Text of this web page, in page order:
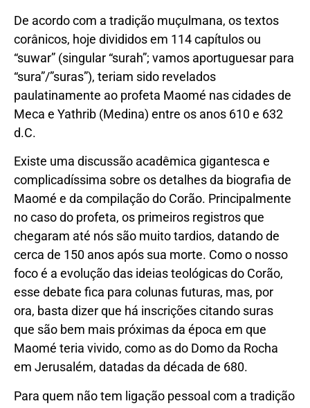
De acordo com a tradição muçulmana, os textos
corânicos, hoje divididos em 114 capítulos ou
“suwar” (singular “surah”; vamos aportuguesar para
“sura”/”suras”), teriam sido revelados
paulatinamente ao profeta Maomé nas cidades de
Meca e Yathrib (Medina) entre os anos 610 e 632
d.C.
Existe uma discussão acadêmica gigantesca e
complicadíssima sobre os detalhes da biografia de
Maomé e da compilação do Corão. Principalmente
no caso do profeta, os primeiros registros que
chegaram até nós são muito tardios, datando de
cerca de 150 anos após sua morte. Como o nosso
foco é a evolução das ideias teológicas do Corão,
esse debate fica para colunas futuras, mas, por
ora, basta dizer que há inscrições citando suras
que são bem mais próximas da época em que
Maomé teria vivido, como as do Domo da Rocha
em Jerusalém, datadas da década de 680.
Para quem não tem ligação pessoal com a tradição